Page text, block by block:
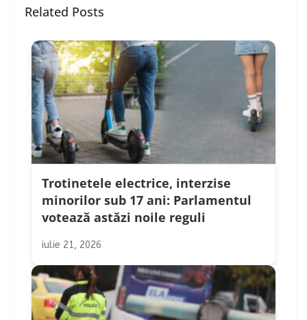
Related Posts
Trotinetele electrice, interzise
minorilor sub 17 ani: Parlamentul
votează astăzi noile reguli
iulie 21, 2026